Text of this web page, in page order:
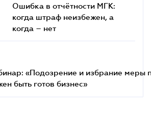
Ошибка в отчётности МГК:
когда штраф неизбежен, а
когда – нет
«Подозрение и избрание меры
быть готов бизнес»